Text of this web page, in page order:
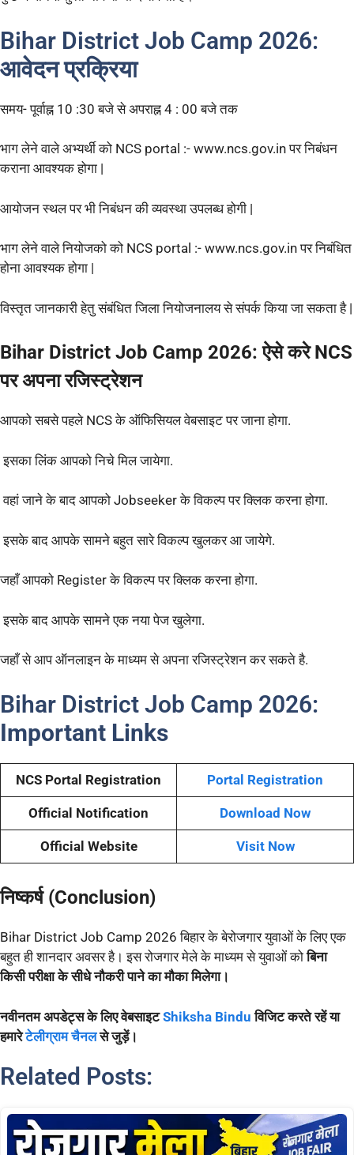
Bihar District Job Camp 2026:
आवेदन प्रक्रिया
समय- पूर्वाह्न 10 :30 बजे से अपराह्न 4 : 00 बजे तक
भाग लेने वाले अभ्यर्थी को NCS portal :- www.ncs.gov.in पर निबंधन
कराना आवश्यक होगा |
आयोजन स्थल पर भी निबंधन की व्यवस्था उपलब्ध होगी |
भाग लेने वाले नियोजको को NCS portal :- www.ncs.gov.in पर निबंधित
होना आवश्यक होगा |
विस्तृत जानकारी हेतु संबंधित जिला नियोजनालय से संपर्क किया जा सकता है |
Bihar District Job Camp 2026: ऐसे करे NCS
पर अपना रजिस्ट्रेशन
आपको सबसे पहले NCS के ऑफिसियल वेबसाइट पर जाना होगा.
इसका लिंक आपको निचे मिल जायेगा.
वहां जाने के बाद आपको Jobseeker के विकल्प पर क्लिक करना होगा.
इसके बाद आपके सामने बहुत सारे विकल्प खुलकर आ जायेगे.
जहाँ आपको Register के विकल्प पर क्लिक करना होगा.
इसके बाद आपके सामने एक नया पेज खुलेगा.
जहाँ से आप ऑनलाइन के माध्यम से अपना रजिस्ट्रेशन कर सकते है.
Bihar District Job Camp 2026:
Important Links
NCS Portal Registration Portal Registration
Official Notification Download Now
Official Website Visit Now
निष्कर्ष (Conclusion)
Bihar District Job Camp 2026 बिहार के बेरोजगार युवाओं के लिए एक
बहुत ही शानदार अवसर है। इस रोजगार मेले के माध्यम से युवाओं कोबिना
किसी परीक्षा के सीधे नौकरी पाने का मौका मिलेगा।
नवीनतम अपडेट्स के लिए वेबसाइटShiksha Bindu विजिट करते रहें या
हमारेटेलीग्राम चैनल से जुड़ें।
Related Posts: